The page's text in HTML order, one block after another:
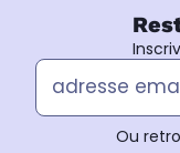
Ou